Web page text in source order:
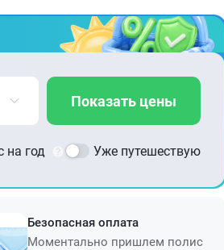
Показать цены
на год Уже путешествую
Безопасная оплата
Моментально пришлем полис